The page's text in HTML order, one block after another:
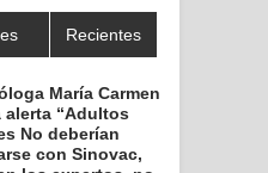
Recientes
María Carmen
alerta “Adultos
No deberían
con Sinovac,